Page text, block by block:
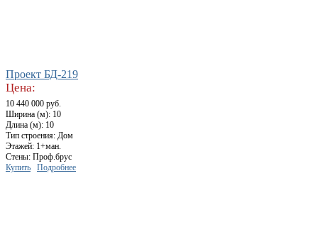
Проект БД-219
Цена:
10 440 000 руб.
Ширина (м): 10
Длина (м): 10
Тип строения: Дом
Этажей: 1+ман.
Стены: Проф.брус
Купить
Подробнее